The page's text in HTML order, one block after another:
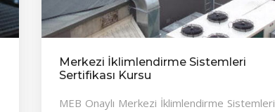
Merkezi İklimlendirme Sistemleri
Sertifikası Kursu
MEB Onaylı Merkezi İklimlendirme Sistemleri